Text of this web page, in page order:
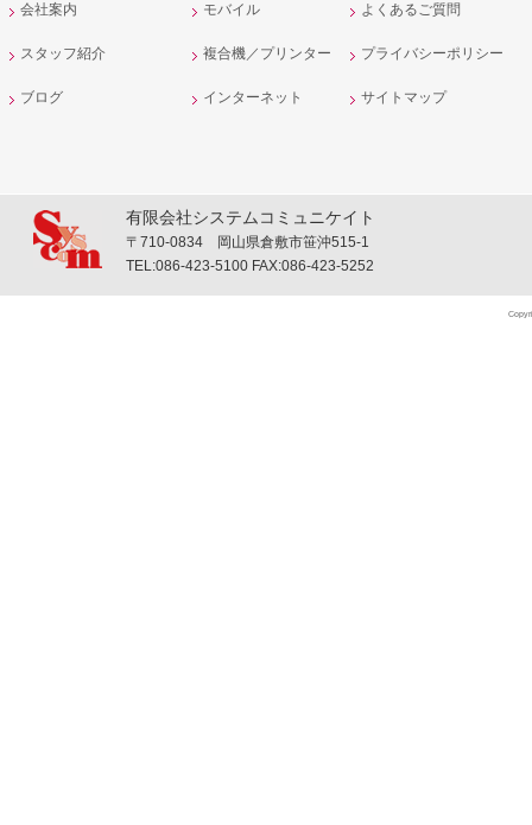
会社案内
スタッフ紹介
ブログ
モバイル
複合機／プリンター
インターネット
よくあるご質問
プライバシーポリシー
サイトマップ
有限会社システムコミュニケイト
〒710-0834 岡山県倉敷市笹沖515-1
TEL:086-423-5100 FAX:086-423-5252